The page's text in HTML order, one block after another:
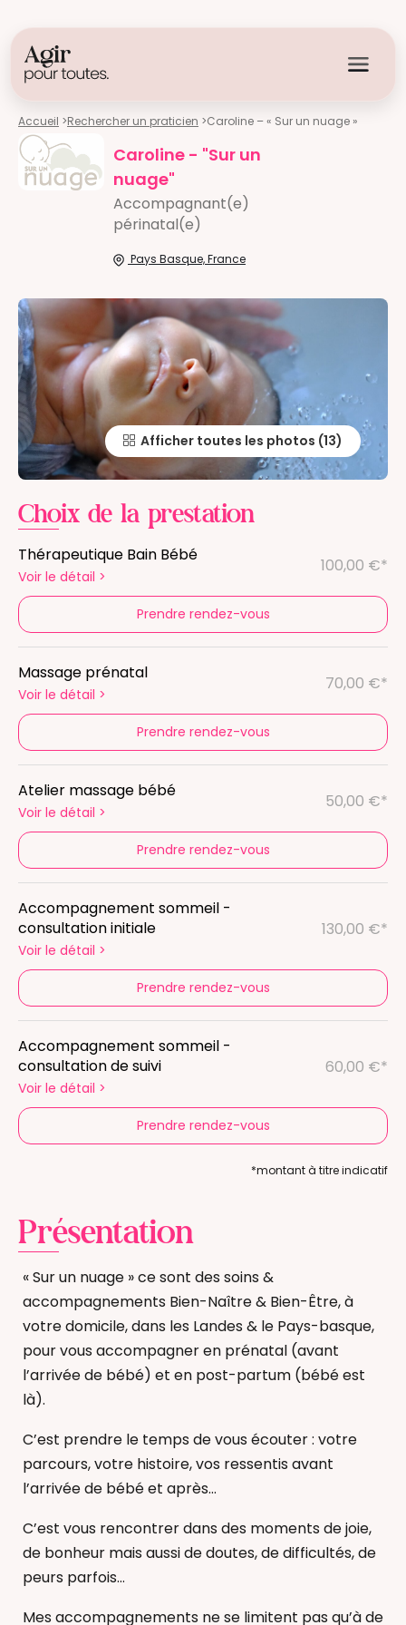
Accueil >Rechercher un praticien >Caroline – « Sur un nuage »
Caroline - "Sur un
nuage"
Accompagnant(e)
périnatal(e)
Pays Basque, France
Afficher toutes les photos
Choix de la prestation
Thérapeutique Bain Bébé
Voir le détail >
100,00 €*
Prendre rendez-vous
Massage prénatal
Voir le détail >
70,00 €*
Prendre rendez-vous
Atelier massage bébé
Voir le détail >
50,00 €*
Prendre rendez-vous
Accompagnement sommeil -
consultation initiale
Voir le détail >
130,00 €*
Prendre rendez-vous
Accompagnement sommeil -
consultation de suivi
Voir le détail >
60,00 €*
Prendre rendez-vous
*montant à titre indicatif
Présentation
« Sur un nuage » ce sont des soins &
accompagnements Bien-Naître & Bien-Être, à
votre domicile, dans les Landes & le Pays-basque,
pour vous accompagner en prénatal (avant
l’arrivée de bébé) et en post-partum (bébé est
là).
C’est prendre le temps de vous écouter : votre
parcours, votre histoire, vos ressentis avant
l’arrivée de bébé et après…
C’est vous rencontrer dans des moments de joie,
de bonheur mais aussi de doutes, de difficultés, de
peurs parfois…
Mes accompagnements ne se limitent pas qu’à de